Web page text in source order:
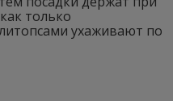
только
ухаживают по